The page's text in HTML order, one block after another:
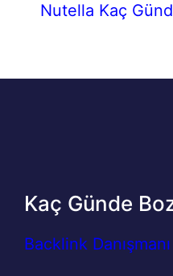
Nutella Kaç
Kaç Günde
Backlink Danışmanı